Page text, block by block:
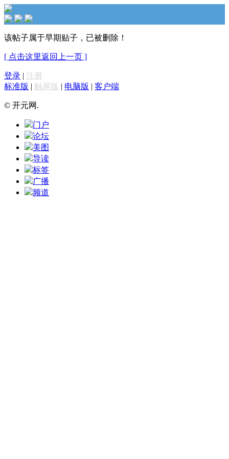
该帖子属于早期贴子，已被删除！
[ 点击这里返回上一页 ]
登录 | 注册
标准版 | 触屏版 | 电脑版 | 客户端
© 开元网.
门户
论坛
美图
导读
标签
广播
频道